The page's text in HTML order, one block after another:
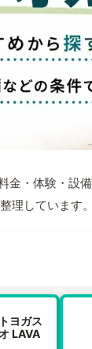
・体験・設
理しています。
ヨガス
LAVA